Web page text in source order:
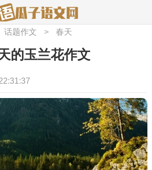
话题作文 > 春天
的玉兰花作文